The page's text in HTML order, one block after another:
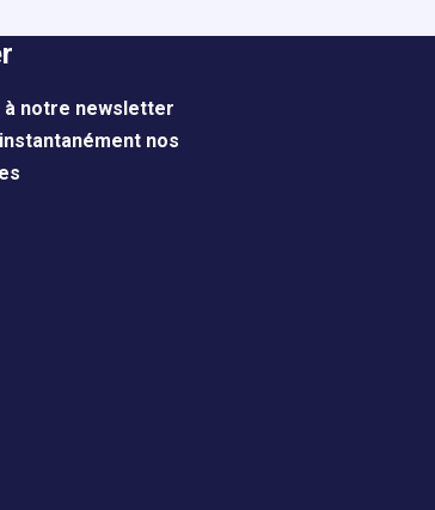
à notre newsletter
nos